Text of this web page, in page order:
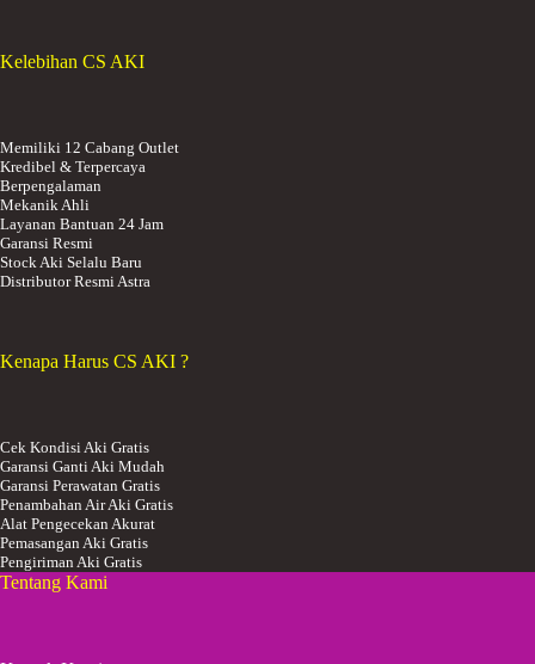
Kelebihan CS AKI
Memiliki 12 Cabang Outlet
Kredibel & Terpercaya
Berpengalaman
Mekanik Ahli
Layanan Bantuan 24 Jam
Garansi Resmi
Stock Aki Selalu Baru
Distributor Resmi Astra
Kenapa Harus CS AKI ?
Cek Kondisi Aki Gratis
Garansi Ganti Aki Mudah
Garansi Perawatan Gratis
Penambahan Air Aki Gratis
Alat Pengecekan Akurat
Pemasangan Aki Gratis
Pengiriman Aki Gratis
Tentang Kami